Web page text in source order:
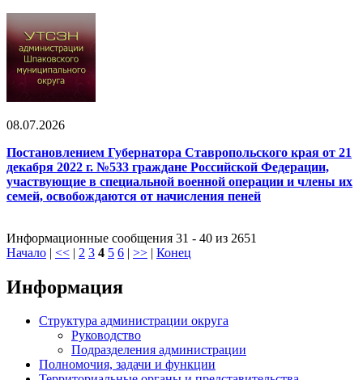
08.07.2026
Постановлением Губернатора Ставропольского края от 21
декабря 2022 г. №533 граждане Российской Федерации,
участвующие в специальной военной операции и члены их
семей, освобождаются от начисления пеней
Информационные сообщения 31 - 40 из 2651
Начало | << | 2 3 4 5 6 | >> | Конец
Информация
Структура администрации округа
Руководство
Подразделения администрации
Полномочия, задачи и функции